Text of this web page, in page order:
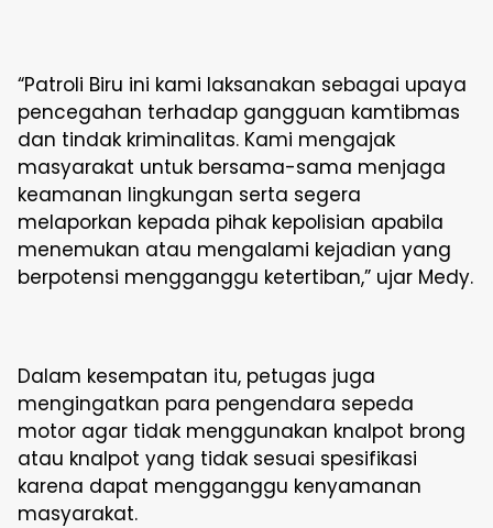
“Patroli Biru ini kami laksanakan sebagai upaya
pencegahan terhadap gangguan kamtibmas
dan tindak kriminalitas. Kami mengajak
masyarakat untuk bersama-sama menjaga
keamanan lingkungan serta segera
melaporkan kepada pihak kepolisian apabila
menemukan atau mengalami kejadian yang
berpotensi mengganggu ketertiban,” ujar Medy.
Dalam kesempatan itu, petugas juga
mengingatkan para pengendara sepeda
motor agar tidak menggunakan knalpot brong
atau knalpot yang tidak sesuai spesifikasi
karena dapat mengganggu kenyamanan
masyarakat.